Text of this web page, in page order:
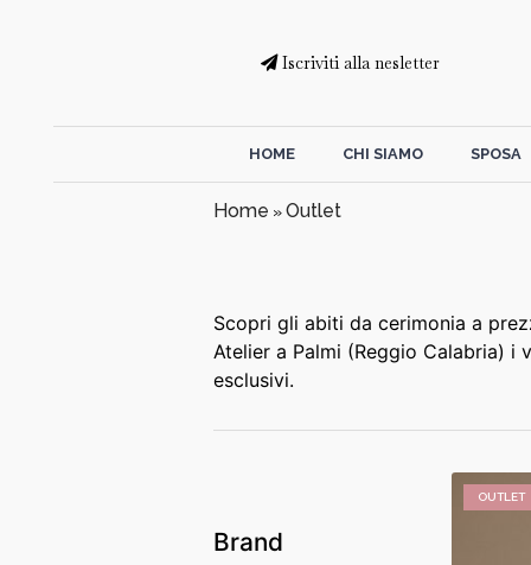
Iscriviti alla nesletter
HOME CHI SIAMO SPOSA
Home »Outlet
Scopri gli abiti da cerimonia a
Atelier a Palmi (Reggio Calabria)
esclusivi.
Brand
OUTLET